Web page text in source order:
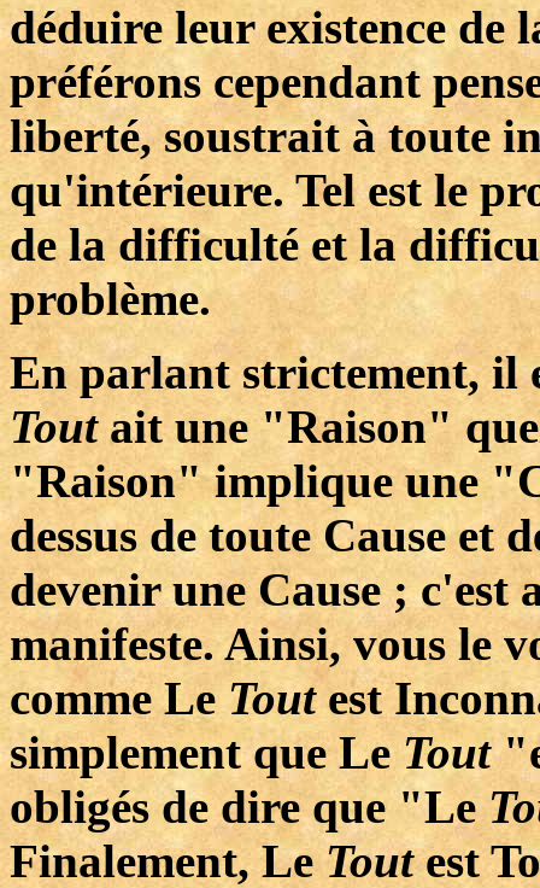
déduire leur existence de
préférons cependant
liberté, soustrait à toute
qu'intérieure. Tel est le
de la difficulté et la
problème.
En parlant strictement, il
Tout ait une "Raison"
"Raison" implique une
dessus de toute Cause et
devenir une Cause ; c'est
manifeste. Ainsi, vous le
comme Le Toutest
simplement que LeTout
obligés de dire que "Le
Finalement, LeToutest